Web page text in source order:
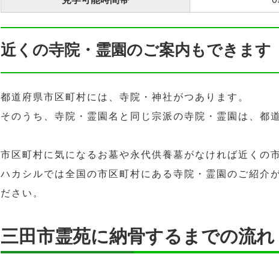
近くの寺院・霊園のご案内もできます
都道府県市区町村には、寺院・神社がつあります。
そのうち、寺院・霊園名と同じ宗派の寺院・霊園は、都
市区町村に気になるお墓や永代供養墓がなければ近くの
ハカシルでは全国の市区町村にある寺院・霊園のご紹介
ださい。
三田市霊苑に納骨するまでの流れ